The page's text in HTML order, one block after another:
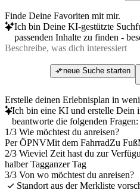
Finde Deine Favoriten mit mir.
Ich bin Deine KI-gestützte
passenden Inhalte zu finden -
neue Suche starten
Erstelle deinen Erlebnisplan in
Ich bin eine KI und erstelle Dein
beantworte die folgenden Fragen:
1/3 Wie möchtest du anreisen?
Per ÖPNVMit dem FahrradZu Fuß
2/3 Wieviel Zeit hast du zur
halber Tagganzer Tag
3/3 Von wo möchtest du anreisen?
Standort aus der Merkliste